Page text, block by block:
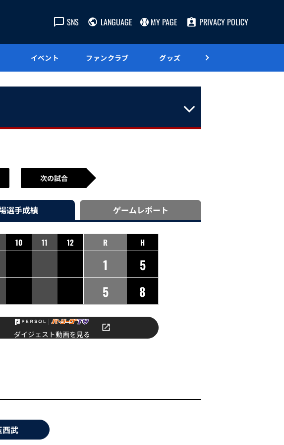
SNS LANGUAGE MY PAGE PRIVACY POLICY
イベント ファンクラブ グッズ
次の試合
選手成績 ゲームレポート
10 11 12 R H
1
5
5
8
ダイジェスト動画を見る
西武